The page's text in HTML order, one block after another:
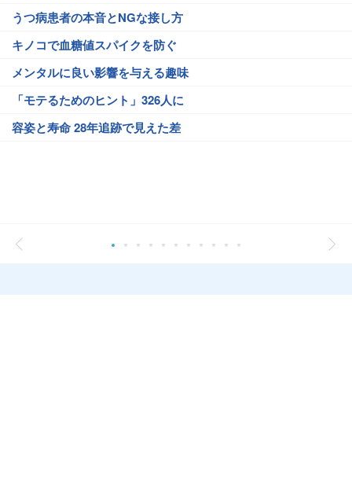
うつ病患者の本音とNGな接し方
キノコで血糖値スパイクを防ぐ
メンタルに良い影響を与える趣味
「モテるためのヒント」326人に
容姿と寿命 28年追跡で見えた差